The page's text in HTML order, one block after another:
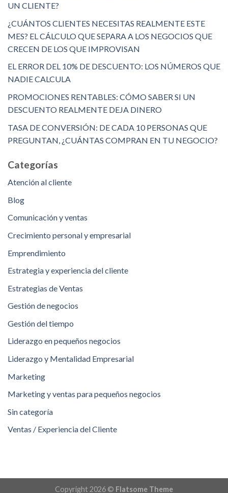
UN CLIENTE?
¿CUÁNTOS CLIENTES NECESITAS REALMENTE ESTE
MES? EL CÁLCULO QUE SEPARA A LOS NEGOCIOS QUE
CRECEN DE LOS QUE IMPROVISAN
EL ERROR DEL 10% DE DESCUENTO: LOS NÚMEROS QUE
NADIE CALCULA
PROMOCIONES RENTABLES: CÓMO SABER SI UN
DESCUENTO REALMENTE DEJA DINERO
TASA DE CONVERSIÓN: DE CADA 10 PERSONAS QUE
PREGUNTAN, ¿CUÁNTAS COMPRAN EN TU NEGOCIO?
Categorías
Atención al cliente
Blog
Comunicación y ventas
Crecimiento personal y empresarial
Emprendimiento
Estrategia y experiencia del cliente
Estrategias de Ventas
Gestión de negocios
Gestión del tiempo
Liderazgo en pequeños negocios
Liderazgo y Mentalidad Empresarial
Marketing
Marketing y ventas para pequeños negocios
Sin categoría
Ventas / Experiencia del Cliente
Copyright 2026 © Flatsome Theme